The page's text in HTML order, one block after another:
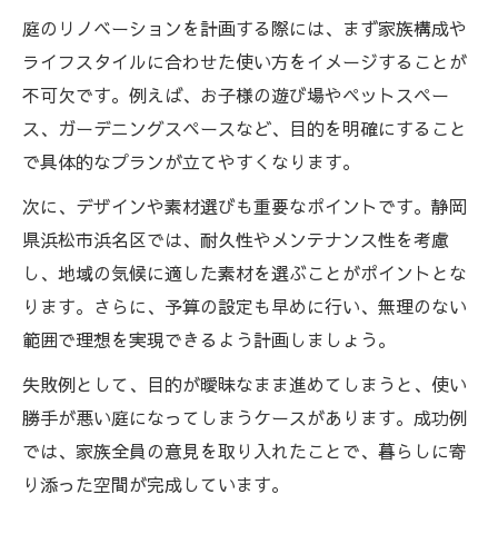
庭のリノベーションを計画する際には、まず家族構成や
ライフスタイルに合わせた使い方をイメージすることが
不可欠です。例えば、お子様の遊び場やペットスペー
ス、ガーデニングスペースなど、目的を明確にすること
で具体的なプランが立てやすくなります。
次に、デザインや素材選びも重要なポイントです。静岡
県浜松市浜名区では、耐久性やメンテナンス性を考慮
し、地域の気候に適した素材を選ぶことがポイントとな
ります。さらに、予算の設定も早めに行い、無理のない
範囲で理想を実現できるよう計画しましょう。
失敗例として、目的が曖昧なまま進めてしまうと、使い
勝手が悪い庭になってしまうケースがあります。成功例
では、家族全員の意見を取り入れたことで、暮らしに寄
り添った空間が完成しています。